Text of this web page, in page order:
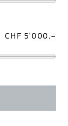
CHF 5'000.–